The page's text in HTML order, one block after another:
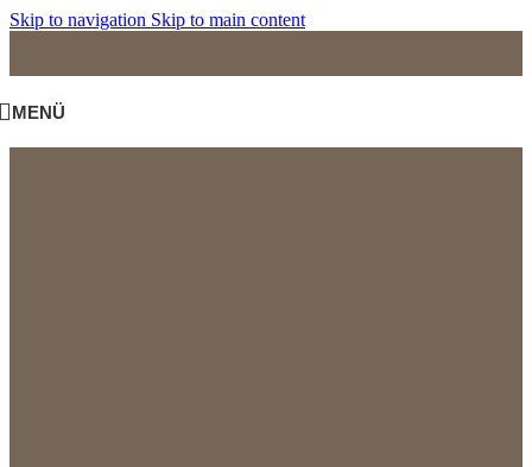
Skip to navigation Skip to main content
MENÜ